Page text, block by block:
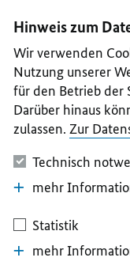
II
III
IV
V
Hinweis zum
Wir verwenden
Nutzung unserer
für den Betrieb der
Darüber hinaus
zulassen. Zur
Technisch
mehr
Statistik
mehr